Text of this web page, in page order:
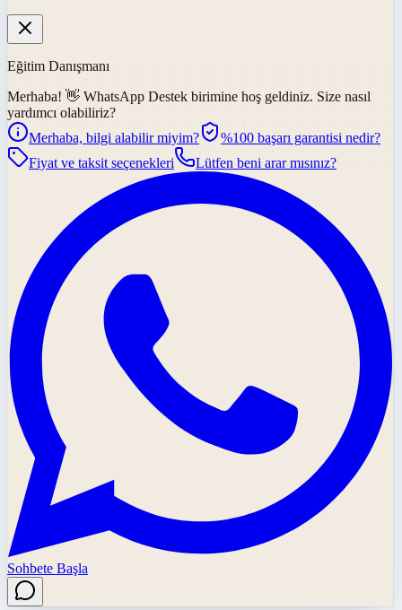
Eğitim Danışmanı
Merhaba! 👋 WhatsApp Destek birimine hoş geldiniz. Size nasıl
yardımcı olabiliriz?
Merhaba, bilgi alabilir miyim?
%100 başarı garantisi nedir?
Fiyat ve taksit seçenekleri
Lütfen beni arar mısınız?
Sohbete Başla